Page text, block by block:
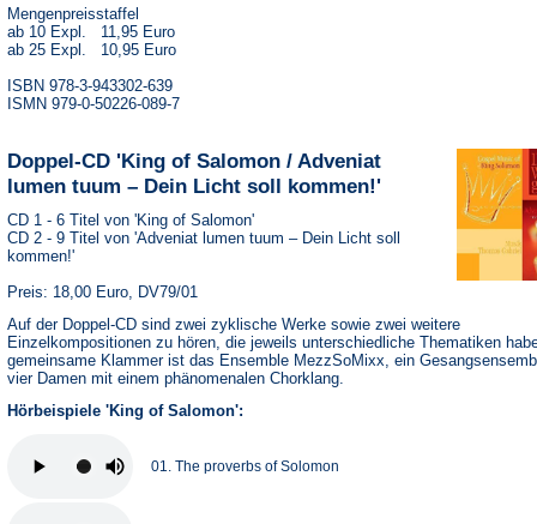
Tab)
Mengenpreisstaffel
ab 10 Expl. 11,95 Euro
ab 25 Expl. 10,95 Euro
ISBN 978-3-943302-639
ISMN 979-0-50226-089-7
Doppel-CD 'King of Salomon / Adveniat
lumen tuum – Dein Licht soll kommen!'
CD 1 - 6 Titel von 'King of Salomon'
CD 2 - 9 Titel von 'Adveniat lumen tuum – Dein Licht soll
kommen!'
Preis: 18,00 Euro, DV79/01
Auf der Doppel-CD sind zwei zyklische Werke sowie zwei weitere
Einzelkompositionen zu hören, die jeweils unterschiedliche Thematiken
gemeinsame Klammer ist das Ensemble MezzSoMixx, ein
vier Damen mit einem phänomenalen Chorklang.
Hörbeispiele 'King of Salomon':
01. The proverbs of Solomon